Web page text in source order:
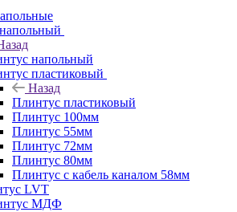
напольный
пластиковый
Назад
Плинтус пластиковый
Плинтус 100мм
Плинтус 55мм
Плинтус 72мм
Плинтус 80мм
Плинтус с кабель каналом 58мм
LVT
МДФ